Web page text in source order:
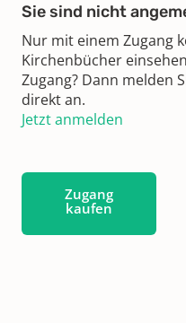
Sie sind nicht
Nur mit einem Zugang
Kirchenbücher
Zugang? Dann melden
direkt an.
Jetzt anmelden
Zugang
kaufen